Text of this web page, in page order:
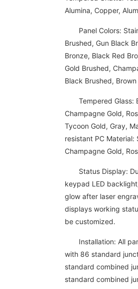
Alumina, Copper,
Panel Colors:
Brushed, Gun Black
Bronze, Black Red
Gold Brushed,
Black Brushed,
Tempered Glass:
Champagne Gold,
Tycoon Gold, Gray,
resistant PC Material:
Champagne Gold,
Status Display:
keypad LED
glow after laser
displays working
be customized.
Installation: All
with 86 standard
standard combined
standard combined